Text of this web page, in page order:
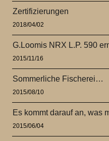
Zertifizierungen
2018/04/02
G.Loomis NRX L.P. 590
2015/11/16
Sommerliche Fischerei…
2015/08/10
Es kommt darauf an, was
2015/06/04